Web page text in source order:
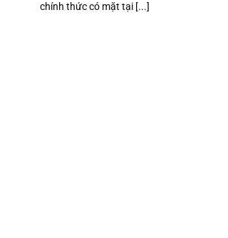
chính thức có mặt tại [...]